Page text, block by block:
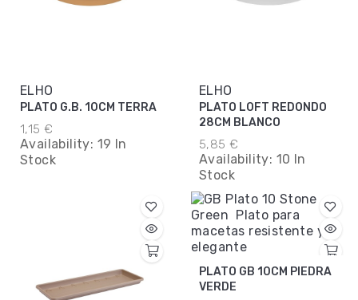
ELHO
PLATO G.B. 10CM TERRA
1,15 €
Availability: 19 In
Stock
ELHO
PLATO LOFT REDONDO
28CM BLANCO
5,85 €
Availability: 10 In
Stock
PLATO GB 10CM PIEDRA
VERDE